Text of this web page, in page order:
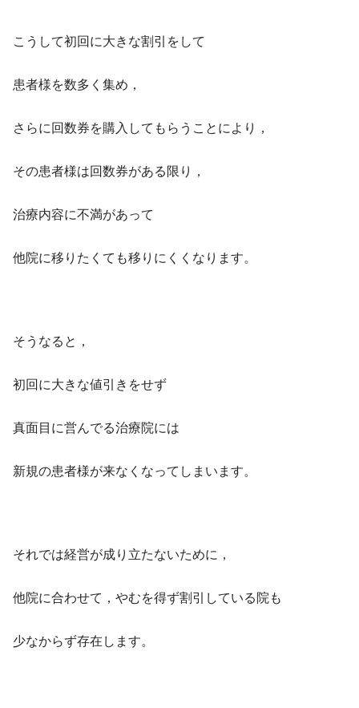
こうして初回に大きな割引をして
患者様を数多く集め，
さらに回数券を購入してもらうことにより，
その患者様は回数券がある限り，
治療内容に不満があって
他院に移りたくても移りにくくなります。
そうなると，
初回に大きな値引きをせず
真面目に営んでる治療院には
新規の患者様が来なくなってしまいます。
それでは経営が成り立たないために，
他院に合わせて，やむを得ず割引している院も
少なからず存在します。